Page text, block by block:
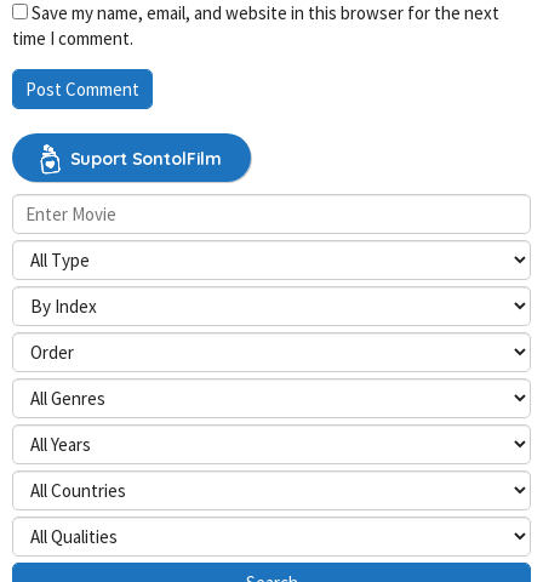
Save my name, email, and website in this browser for the next
time I comment.
Suport SontolFilm